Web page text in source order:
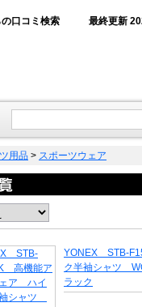
の口コミ検索 最終更新
用品 > スポーツウェア
YONEX STB-
ク半袖シャツ
ラック